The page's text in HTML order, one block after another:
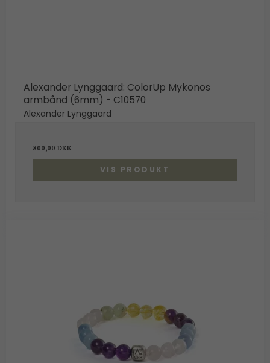
Alexander Lynggaard: ColorUp Mykonos
armbånd (6mm) - C10570
Alexander Lynggaard
800,00 DKK
VIS PRODUKT